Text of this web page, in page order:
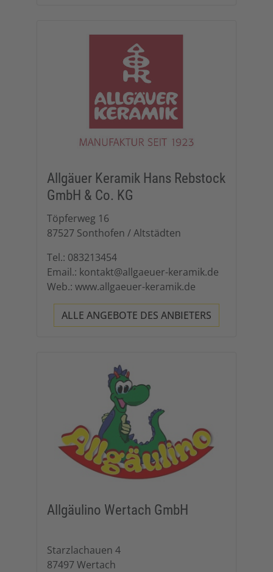
Allgäuer Keramik Hans Rebstock
GmbH & Co. KG
Töpferweg 16
87527 Sonthofen / Altstädten
Tel.: 083213454
Email.: kontakt@allgaeuer-keramik.de
Web.: www.allgaeuer-keramik.de
ALLE ANGEBOTE DES ANBIETERS
Allgäulino Wertach GmbH
Starzlachauen 4
87497 Wertach